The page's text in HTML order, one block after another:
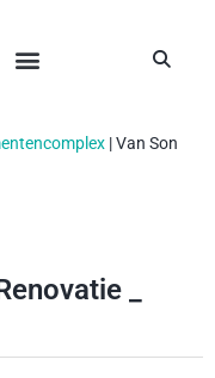
|Van Son
_